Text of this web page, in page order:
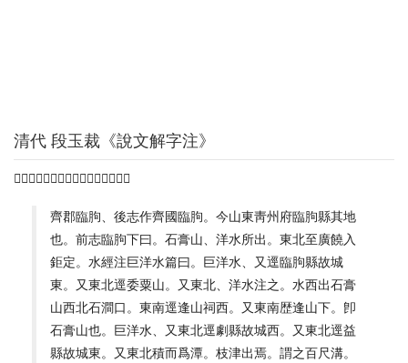
清代 段玉裁《說文解字注》
𣴱水。出齊臨胊高山。東北入鉅定。
齊郡臨胊、後志作齊國臨胊。今山東靑州府臨胊縣其地
也。前志臨胊下曰。石膏山、洋水所出。東北至廣饒入
鉅定。水經注巨洋水篇曰。巨洋水、又逕臨胊縣故城
東。又東北逕委粟山。又東北、洋水注之。水西出石膏
山西北石澗口。東南逕逢山祠西。又東南歴逢山下。卽
石膏山也。巨洋水、又東北逕劇縣故城西。又東北逕益
縣故城東。又東北積而爲潭。枝津出焉。謂之百尺溝。